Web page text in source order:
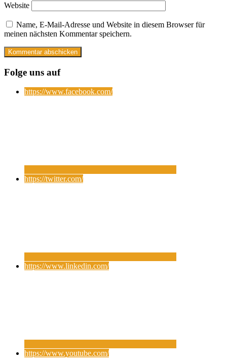
Website
Name, E-Mail-Adresse und Website in diesem Browser für
meinen nächsten Kommentar speichern.
Folge uns auf
https://www.facebook.com/
https://twitter.com/
https://www.linkedin.com/
https://www.youtube.com/